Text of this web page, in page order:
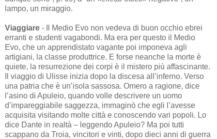
lampo, un miraggio.
Viaggiare - Il Medio Evo non vedeva di buon occhio ebrei
erranti e studenti vagabondi. Ma era per questo il Medio
Evo, che un apprendistato vagante poi imponeva agli
artigiani, la classe produttrice. E forse neanche la morte è
quiete, la resurrezione dei corpi è il mistero più affascinante.
Il viaggio di Ulisse inizia dopo la discesa all’inferno. Verso
una patria che è un’isola sassosa. Omero a ragione, dice
l’asino di Apuleio, quando volle descrivere un uomo
d’impareggiabile saggezza, immaginò che egli l’avesse
acquisita visitando molte città e conoscendo vari popoli. Lo
dice Dante in realtà – leggendo Apuleio? Ma poi tutti
scappano da Troia, vincitori e vinti, dopo dieci anni di guerra